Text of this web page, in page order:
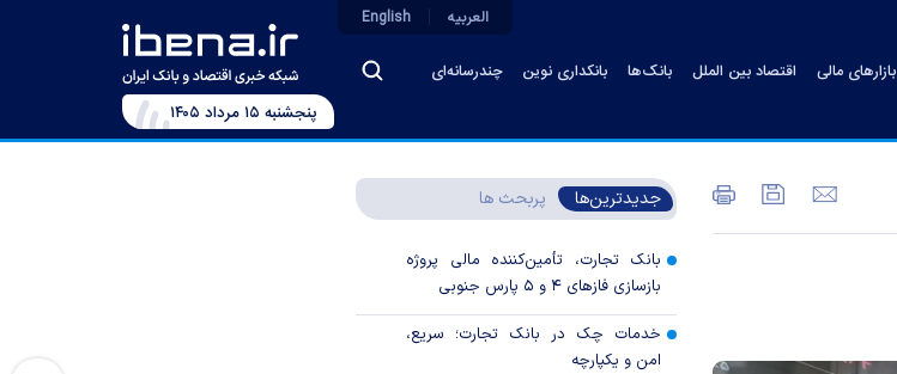
بازارهای مالی اقتصاد بین الملل بانک‌ها بانکداری نوین چندرسانه‌ای
العربیه English
پنجشنبه ۱۵ مرداد ۱۴۰۵
جدیدترین‌ها پربحث ها
بانک تجارت، تأمین‌کننده مالی پروژه
بازسازی فاز‌های ۴ و ۵ پارس جنوبی
خدمات چک در بانک تجارت؛ سریع،
امن و یکپارچه